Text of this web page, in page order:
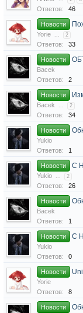
Ответов: 46
Новости
Yorie ... 2
Ответов: 33
Новости
Bacek
Ответов:
2
Новости
Bacek ... 2
Ответов: 34
Новости
Yukio
Ответов:
1
Новости С
Yukio ... 2
Ответов: 26
Новости
Bacek
Ответов:
1
Новости C
Yukio
Ответов:
0
Новости
Yorie
Ответов:
8
Новости